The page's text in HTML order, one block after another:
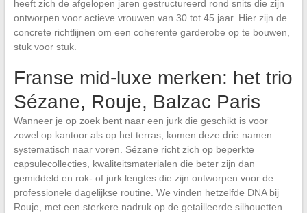
heeft zich de afgelopen jaren gestructureerd rond snits die zijn
ontworpen voor actieve vrouwen van 30 tot 45 jaar. Hier zijn de
concrete richtlijnen om een coherente garderobe op te bouwen,
stuk voor stuk.
Franse mid-luxe merken: het trio
Sézane, Rouje, Balzac Paris
Wanneer je op zoek bent naar een jurk die geschikt is voor
zowel op kantoor als op het terras, komen deze drie namen
systematisch naar voren. Sézane richt zich op beperkte
capsulecollecties, kwaliteitsmaterialen die beter zijn dan
gemiddeld en rok- of jurk lengtes die zijn ontworpen voor de
professionele dagelijkse routine. We vinden hetzelfde DNA bij
Rouje, met een sterkere nadruk op de getailleerde silhouetten